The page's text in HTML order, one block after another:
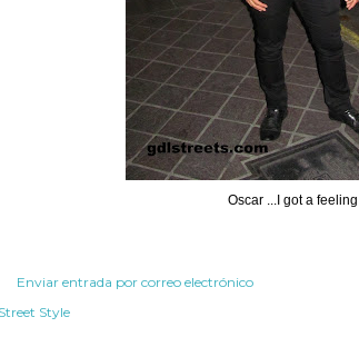
Oscar ...I got a feeling
Enviar entrada por correo electrónico
Street Style